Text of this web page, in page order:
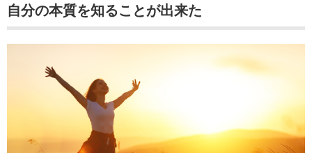
自分の本質を知ることが出来た